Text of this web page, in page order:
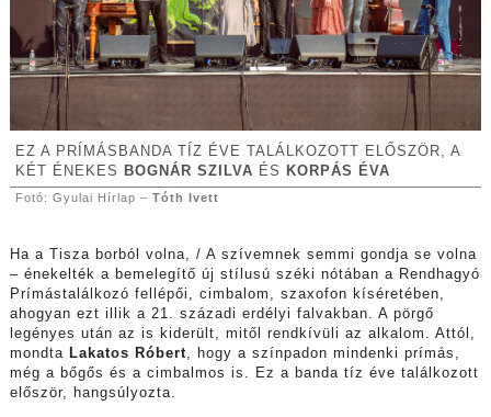
EZ A PRÍMÁSBANDA TÍZ ÉVE TALÁLKOZOTT ELŐSZÖR, A
KÉT ÉNEKES
BOGNÁR SZILVA ÉS KORPÁS ÉVA
Fotó: Gyulai Hírlap – Tóth Ivett
Ha a Tisza borból volna, / A szívemnek semmi gondja se volna
– énekelték a bemelegítő új stílusú széki nótában a Rendhagyó
Prímástalálkozó fellépői, cimbalom, szaxofon kíséretében,
ahogyan ezt illik a 21. századi erdélyi falvakban. A pörgő
legényes után az is kiderült, mitől rendkívüli az alkalom. Attól,
mondta Lakatos Róbert, hogy a színpadon mindenki prímás,
még a bőgős és a cimbalmos is. Ez a banda tíz éve találkozott
először, hangsúlyozta.